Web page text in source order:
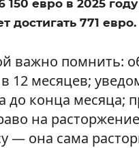
евро в 2025
достигать 771 евро.
важно помнить:
12 месяцев;
до конца месяца;
на
— она сама